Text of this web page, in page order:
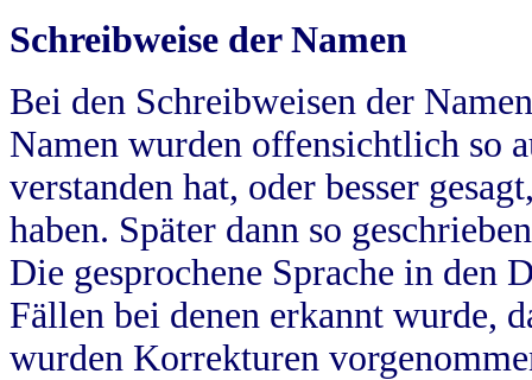
Schreibweise der Namen
Bei den Schreibweisen der
Namen wurden offensichtlich so
verstanden hat, oder besser
haben. Später dann so
Die gesprochene Sprache in
Fällen bei denen erkannt wurde,
wurden Korrekturen